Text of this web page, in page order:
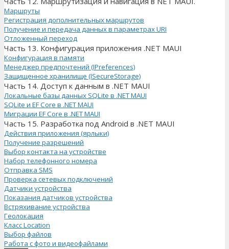
Маршруты
Регистрация дополнительных маршрутов
Получение и передача данных в параметрах URI
Отложенный переход
Часть 13. Конфигурация приложения .NET MAUI
Конфигурация в памяти
Менеджер предпочтений (IPreferences)
Защищенное хранилище (ISecureStorage)
Часть 14. Доступ к данным в .NET MAUI
Локальные базы данных SQLite в .NET MAUI
SQLite и EF Core в .NET MAUI
Миграции EF Core в .NET MAUI
Часть 15. Разработка под Android в .NET MAUI
Действия приложения (ярлыки)
Получение разрешений
Выбор контакта на устройстве
Набор телефонного номера
Отправка SMS
Проверка сетевых подключений
Датчики устройства
Показания датчиков устройства
Встряхивание устройства
Геолокация
Класс Location
Выбор файлов
Работа с фото и видеофайлами